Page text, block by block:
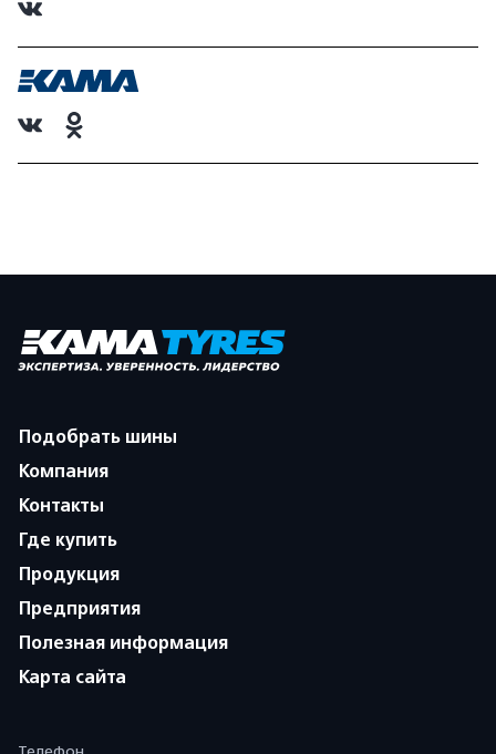
Подобрать шины
Компания
Контакты
Где купить
Продукция
Предприятия
Полезная информация
Карта сайта